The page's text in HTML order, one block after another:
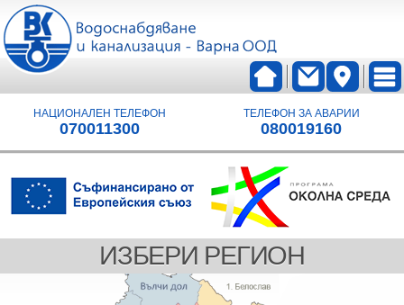
НАЦИОНАЛЕН ТЕЛЕФОН
070011300
ТЕЛЕФОН ЗА АВАРИИ
080019160
ИЗБЕРИ РЕГИОН